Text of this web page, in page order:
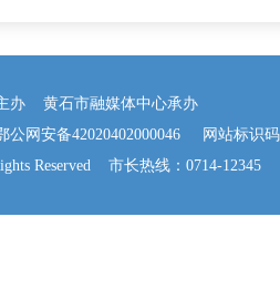
办 黄石市融媒体中心承办
公网安备42020402000046 网站标识码
Reserved 市长热线：0714-12345